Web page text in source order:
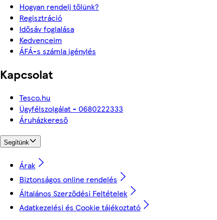
Hogyan rendelj tőlünk?
Regisztráció
Idősáv foglalása
Kedvenceim
ÁFÁ-s számla igénylés
Kapcsolat
Tesco.hu
Ügyfélszolgálat - 0680222333
Áruházkereső
Segítünk
Árak
Biztonságos online rendelés
Általános Szerződési Feltételek
Adatkezelési és Cookie tájékoztató